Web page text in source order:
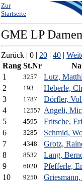
Zur
Startseite
GME LP
Zurück | 0 | 20 | 40 |
Rang St.Nr
1
3257 Lutz,
2
193 Heberle,
3
1787 Dörfler,
4
12557 Angeli,
5
4595 Fritsche,
6
3285 Schmid,
7
4348 Grotz,
8
8532 Lang,
9
6020 Pfefferle,
10
9250